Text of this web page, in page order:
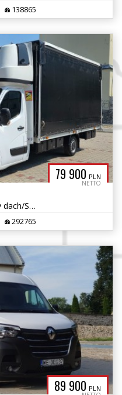
138865
79 900 PLN
NETTO
10 Palet/2x firanka/Zsuwany dach/Salon PL/Pneumatyka/Gwarancja
292765
89 900 PLN